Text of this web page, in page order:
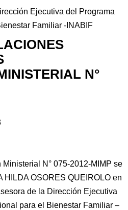
Ejecutiva del Programa
Familiar -INABIF
N°
N° 075-2012-MIMP se
HILDA OSORES QUEIROLO en
de la Dirección Ejecutiva
para el Bienestar Familiar –